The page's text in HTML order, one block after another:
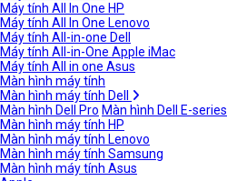
Máy tính All In One HP
Máy tính All In One Lenovo
Máy tính All-in-one Dell
Máy tính All-in-One Apple iMac
Máy tính All in one Asus
Màn hình máy tính
Màn hình máy tính Dell
Màn hình Dell Pro Màn hình Dell E-series
Màn hình máy tính HP
Màn hình máy tính Lenovo
Màn hình máy tính Samsung
Màn hình máy tính Asus